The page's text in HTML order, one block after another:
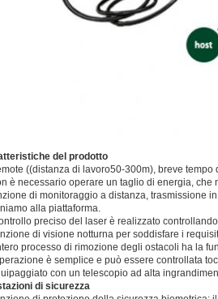
del prodotto
((distanza di lavoro50-300m), breve
è necessario operare un taglio di energia,
di monitoraggio a distanza, trasmissione
alla piattaforma.
preciso del laser è realizzato
di visione notturna per soddisfare i
processo di rimozione degli ostacoli ha la
è semplice e può essere controllata
con un telescopio ad alta
di sicurezza